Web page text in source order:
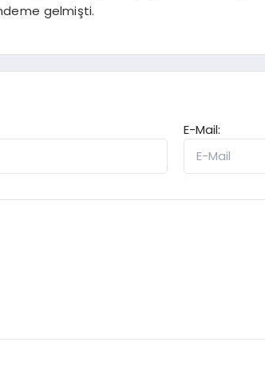
gelmişti.
E-Mail: